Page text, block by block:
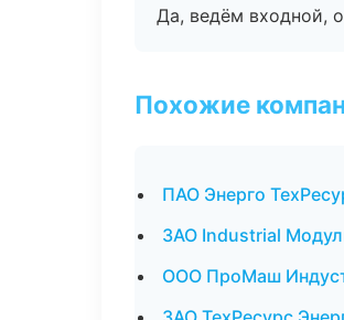
Да, ведём входной,
Похожие
ПАО Энерго
ЗАО Industrial
ООО ПроМаш